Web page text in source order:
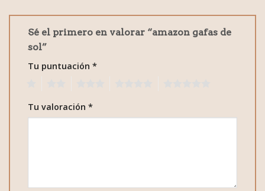
Sé el primero en valorar “amazon gafas de
sol”
Tu puntuación *
Tu valoración *